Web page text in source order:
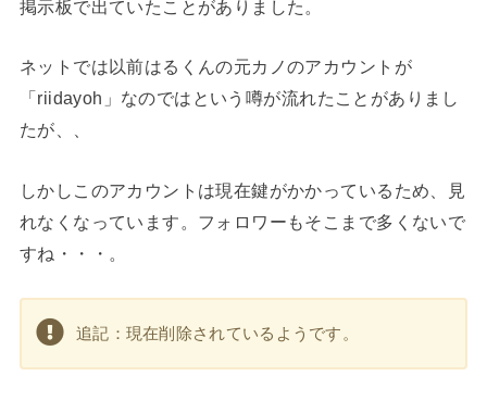
掲示板で出ていたことがありました。
ネットでは以前はるくんの元カノのアカウントが
「riidayoh」なのではという噂が流れたことがありまし
たが、、
しかしこのアカウントは現在鍵がかかっているため、見
れなくなっています。フォロワーもそこまで多くないで
すね・・・。
追記：現在削除されているようです。